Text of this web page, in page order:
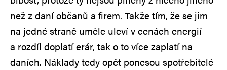
než z daní občanů a firem. Takže tím, že se jim
na jedné straně uměle uleví v cenách energií
a rozdíl doplatí erár, tak o to více zaplatí na
daních. Náklady tedy opět ponesou spotřebitelé